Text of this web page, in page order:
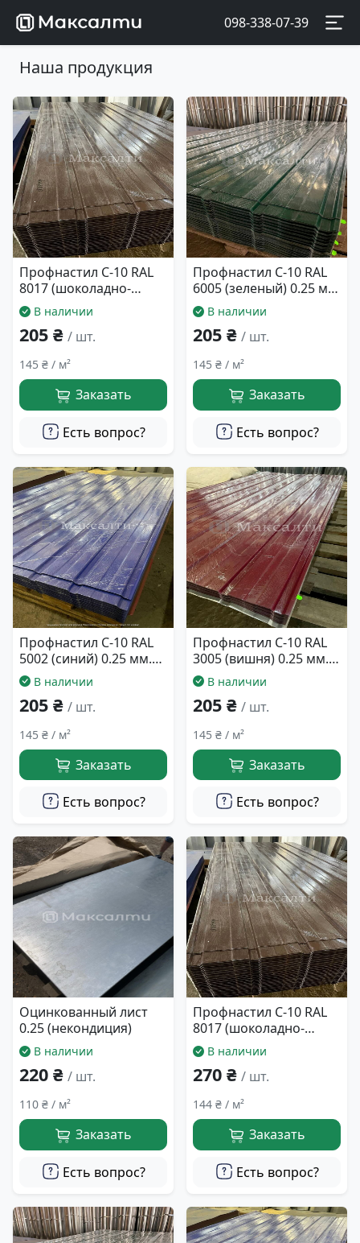
098-338-07-39
Наша продукция
Профнастил С-10 RAL
8017 (шоколадно-
коричневый) 0.25 мм.
940*1500
В наличии
205 ₴ / шт.
145 ₴ / м²
Заказать
Есть вопрос?
Профнастил С-10 RAL
6005 (зеленый) 0.25 мм.
940*1500
В наличии
205 ₴ / шт.
145 ₴ / м²
Заказать
Есть вопрос?
Профнастил С-10 RAL
5002 (синий) 0.25 мм.
940*1500
В наличии
205 ₴ / шт.
145 ₴ / м²
Заказать
Есть вопрос?
Профнастил С-10 RAL
3005 (вишня) 0.25 мм.
940*1500
В наличии
205 ₴ / шт.
145 ₴ / м²
Заказать
Есть вопрос?
Оцинкованный лист
0.25 (некондиция)
В наличии
220 ₴ / шт.
110 ₴ / м²
Заказать
Есть вопрос?
Профнастил С-10 RAL
8017 (шоколадно-
коричневый) 0.25 мм.
940*2000
В наличии
270 ₴ / шт.
144 ₴ / м²
Заказать
Есть вопрос?